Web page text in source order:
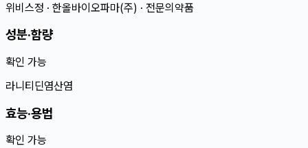
위비스정 · 한올바이오파마(주) · 전문의약품
성분·함량
확인 가능
라니티딘염산염
효능·용법
확인 가능